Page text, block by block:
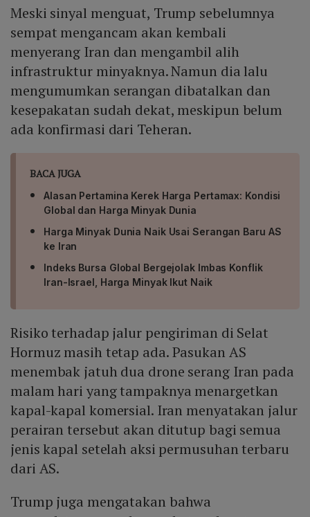
Meski sinyal menguat, Trump sebelumnya
sempat mengancam akan kembali
menyerang Iran dan mengambil alih
infrastruktur minyaknya. Namun dia lalu
mengumumkan serangan dibatalkan dan
kesepakatan sudah dekat, meskipun belum
ada konfirmasi dari Teheran.
BACA JUGA
Alasan Pertamina Kerek Harga Pertamax: Kondisi
Global dan Harga Minyak Dunia
Harga Minyak Dunia Naik Usai Serangan Baru AS
ke Iran
Indeks Bursa Global Bergejolak Imbas Konflik
Iran-Israel, Harga Minyak Ikut Naik
Risiko terhadap jalur pengiriman di Selat
Hormuz masih tetap ada. Pasukan AS
menembak jatuh dua drone serang Iran pada
malam hari yang tampaknya menargetkan
kapal-kapal komersial. Iran menyatakan jalur
perairan tersebut akan ditutup bagi semua
jenis kapal setelah aksi permusuhan terbaru
dari AS.
Trump juga mengatakan bahwa